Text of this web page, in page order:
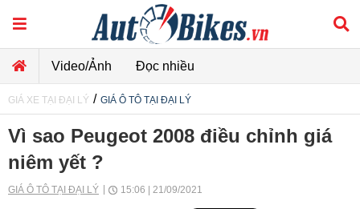
Video/Ảnh Đọc nhiều
GIÁ XE TẠI ĐẠI LÝ / GIÁ Ô TÔ TẠI ĐẠI LÝ
Vì sao Peugeot 2008 điều chỉnh giá
niêm yết ?
GIÁ Ô TÔ TẠI ĐẠI LÝ 15:06 | 21/09/2021